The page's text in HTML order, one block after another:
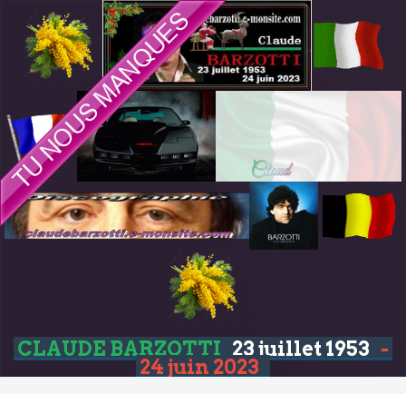
CLAUDE BARZOTTI 23 juillet 1953 -
24 juin 2023